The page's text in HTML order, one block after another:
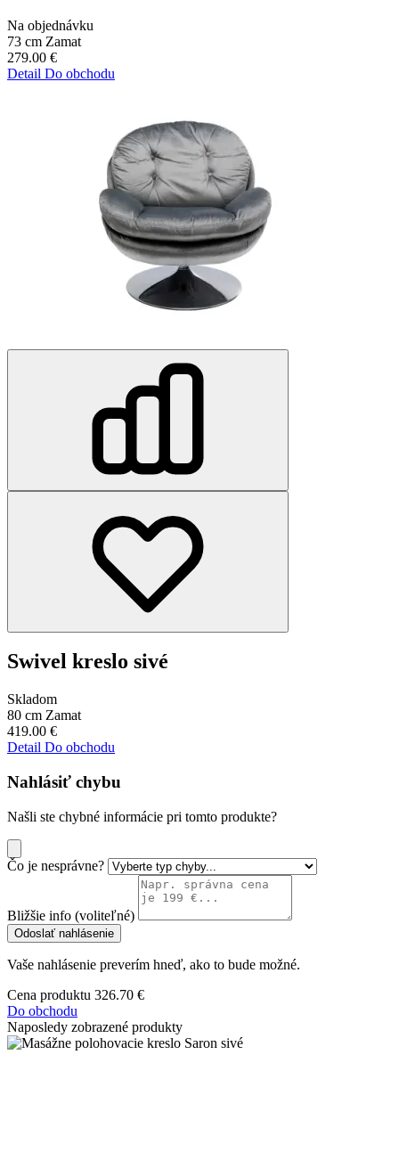
Na objednávku
73 cm Zamat
279.00 €
Detail Do obchodu
Swivel kreslo sivé
Skladom
80 cm Zamat
419.00 €
Detail Do obchodu
Nahlásiť chybu
Našli ste chybné informácie pri tomto produkte?
Čo je nesprávne?
Bližšie info (voliteľné)
Odoslať nahlásenie
Vaše nahlásenie preverím hneď, ako to bude možné.
Cena produktu 326.70 €
Do obchodu
Naposledy zobrazené produkty